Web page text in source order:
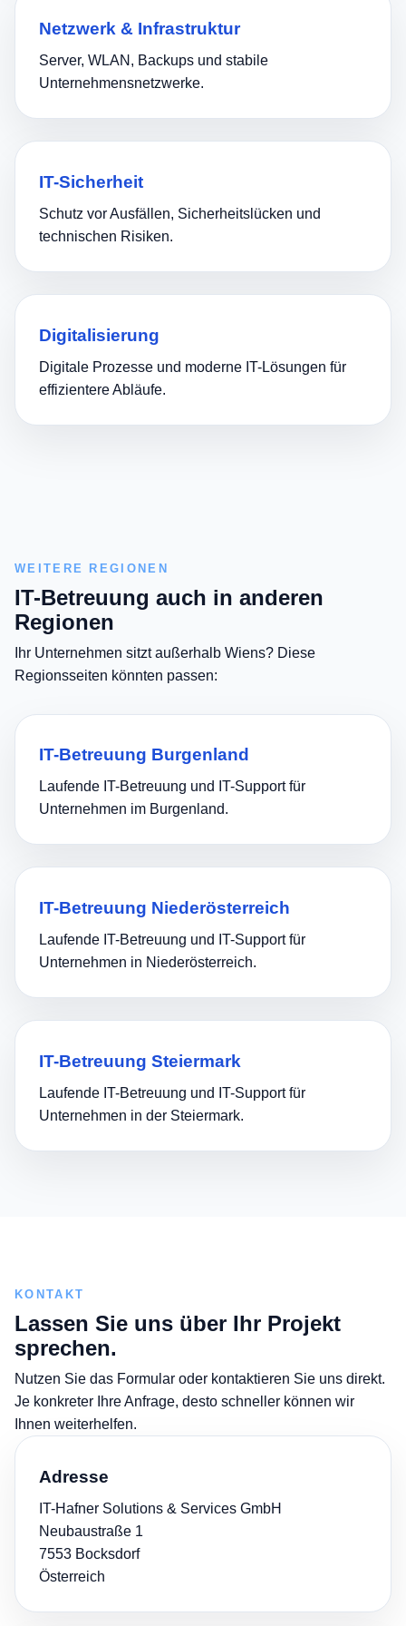
Netzwerk & Infrastruktur
Server, WLAN, Backups und stabile
Unternehmensnetzwerke.
IT-Sicherheit
Schutz vor Ausfällen, Sicherheitslücken und
technischen Risiken.
Digitalisierung
Digitale Prozesse und moderne IT-Lösungen für
effizientere Abläufe.
WEITERE REGIONEN
IT-Betreuung auch in anderen
Regionen
Ihr Unternehmen sitzt außerhalb Wiens? Diese
Regionsseiten könnten passen:
IT-Betreuung Burgenland
Laufende IT-Betreuung und IT-Support für
Unternehmen im Burgenland.
IT-Betreuung Niederösterreich
Laufende IT-Betreuung und IT-Support für
Unternehmen in Niederösterreich.
IT-Betreuung Steiermark
Laufende IT-Betreuung und IT-Support für
Unternehmen in der Steiermark.
KONTAKT
Lassen Sie uns über Ihr Projekt
sprechen.
Nutzen Sie das Formular oder kontaktieren Sie uns direkt.
Je konkreter Ihre Anfrage, desto schneller können wir
Ihnen weiterhelfen.
Adresse
IT-Hafner Solutions & Services GmbH
Neubaustraße 1
7553 Bocksdorf
Österreich